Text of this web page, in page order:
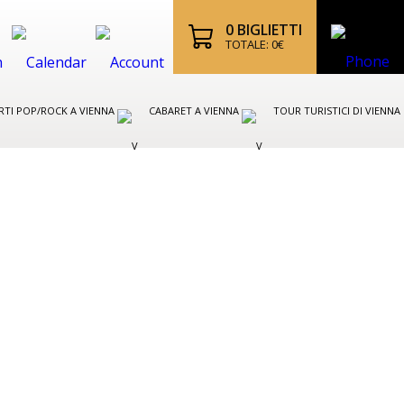
0 BIGLIETTI
TOTALE: 0€
POP/ROCK A VIENNA CABARET A VIENNA TOUR TURISTICI DI VIENNA